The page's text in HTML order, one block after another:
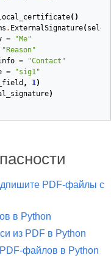
()
. ExternalSignature(
=
"Me"
"Reason"
=
"Contact"
=
"sig1"
, 1)
)
PDF‑файлы с
в Python
из PDF в Python
в Python